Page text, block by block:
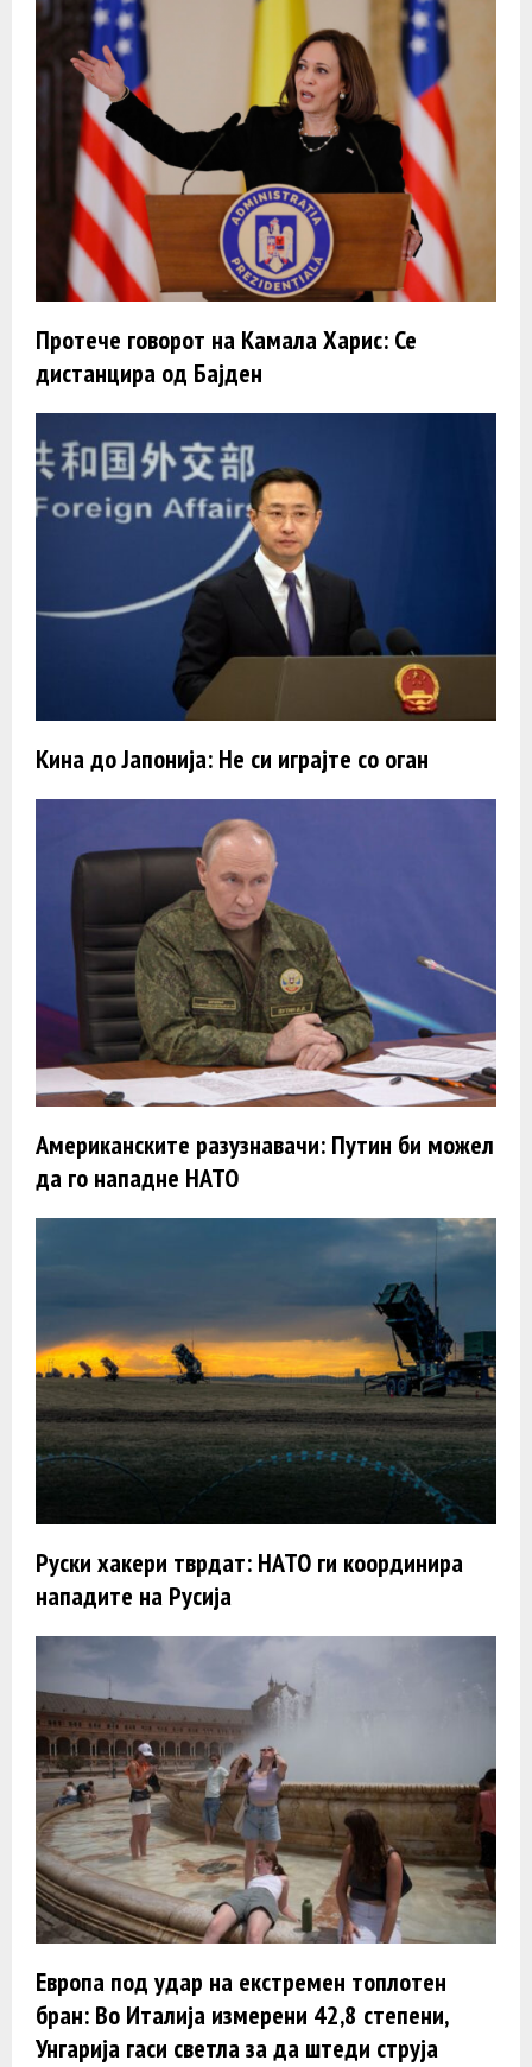
Протече говорот на Камала Харис: Се
дистанцира од Бајден
Кина до Јапонија: Не си играјте со оган
Американските разузнавачи: Путин би можел
да го нападне НАТО
Руски хакери тврдат: НАТО ги координира
нападите на Русија
Европа под удар на екстремен топлотен
бран: Во Италија измерени 42,8 степени,
Унгарија гаси светла за да штеди струја